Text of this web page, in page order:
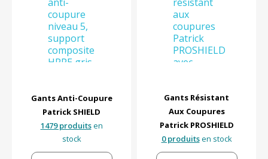
Gants Anti-Coupure
Patrick SHIELD
1479 produitsen
stock
Gants Résistant
Aux Coupures
Patrick PROSHIELD
0 produitsen stock